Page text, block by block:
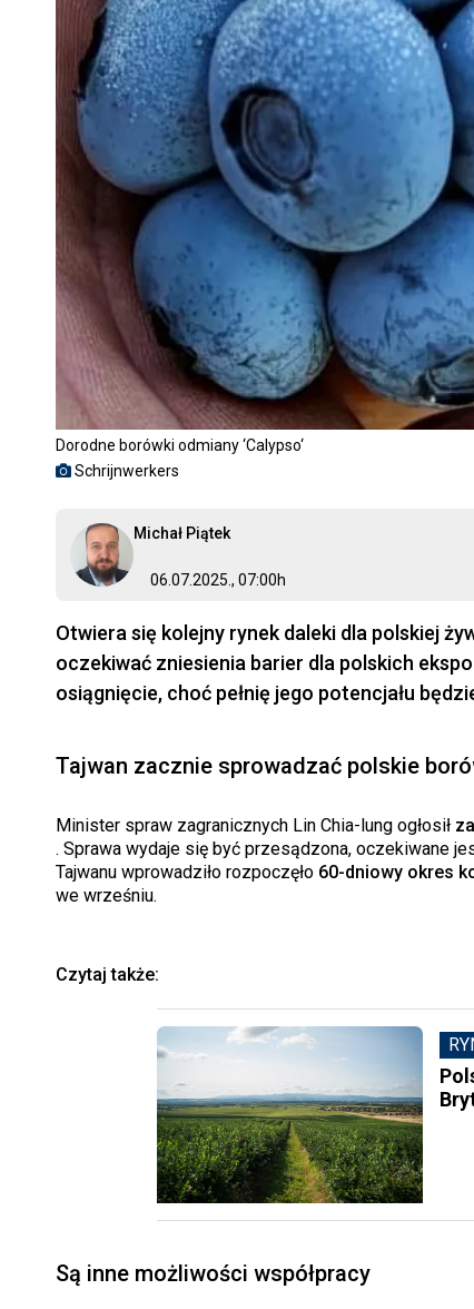
Dorodne borówki odmiany ‘Calypso‘
Schrijnwerkers
06.07.2025., 07:00h
Michał Piątek
Otwiera się kolejny rynek daleki dla polskiej
oczekiwać zniesienia barier dla polskich
osiągnięcie, choć pełnię jego potencjału
Tajwan zacznie sprowadzać polskie
Minister spraw zagranicznych Lin Chia-lung ogłosił
. Sprawa wydaje się być przesądzona, oczekiwane
Tajwanu wprowadziło rozpoczęło 60-dniowy okres
we wrześniu.
Czytaj także:
Są inne możliwości współpracy